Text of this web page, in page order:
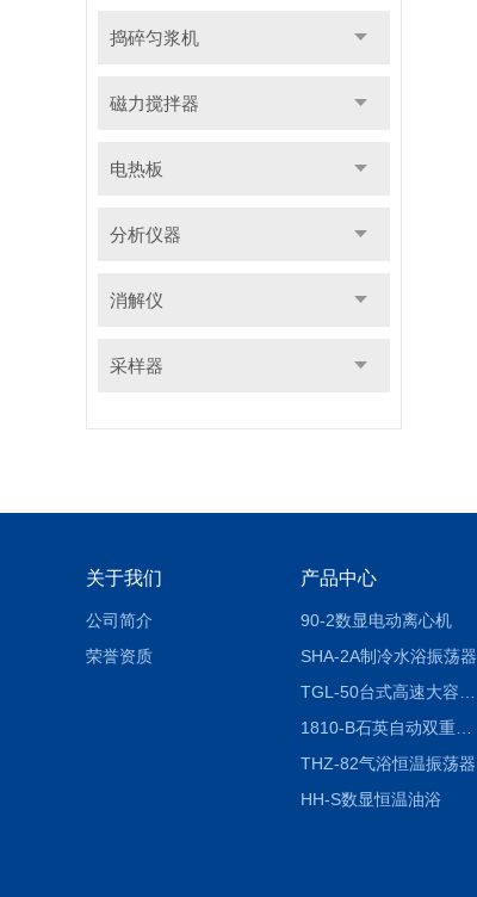
捣碎匀浆机
磁力搅拌器
电热板
分析仪器
消解仪
采样器
关于我们
公司简介
荣誉资质
产品中心
90-2数显电动离心机
SHA-2A制冷水浴振荡器
1810-B石英自动双重纯水蒸馏水器
THZ-82气浴恒温振荡器
HH-S数显恒温油浴